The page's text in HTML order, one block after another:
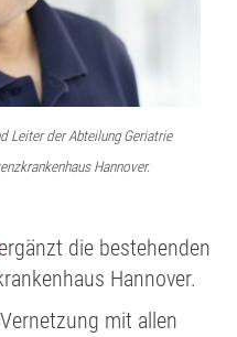
Leiter der Abteilung Geriatrie
Hannover.
ergänzt die bestehenden
Hannover.
mit allen